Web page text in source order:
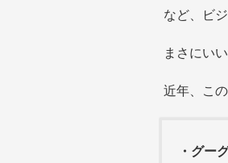
など、ビ
まさにい
近年、こ
・グー